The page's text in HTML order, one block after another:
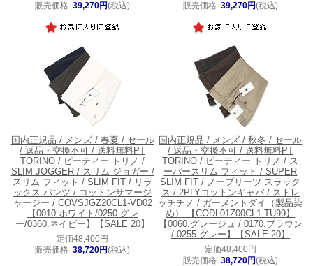
販売価格 39,270円(税込)
販売価格 39,270円(税込)
国内正規品 / メンズ / 春夏 / セール
/ 返品・交換不可 / 送料無料PT
TORINO / ピーティー トリノ /
SLIM JOGGER / スリム ジョガー /
スリム フィット / SLIM FIT / リラ
ックス パンツ / コットンサマージ
ャージー / COVSJGZ20CL1-VD02
【0010.ホワイト/0250.グレ
ー/0360.ネイビー】【SALE 20】
定価48,400円
販売価格 38,720円(税込)
国内正規品 / メンズ / 秋冬 / セール
/ 返品・交換不可 / 送料無料PT
TORINO / ピーティー トリノ / ス
ーパースリム フィット / SUPER
SLIM FIT / ノープリーツ スラック
ス / 2PLYコットンギャバ / ストレ
ッチチノ / ガーメントダイ（製品染
め） 【CODL01Z00CL1-TU99】
【0060.グレージュ / 0170.ブラウン
/ 0255.グレー】【SALE 20】
定価48,400円
販売価格 38,720円(税込)